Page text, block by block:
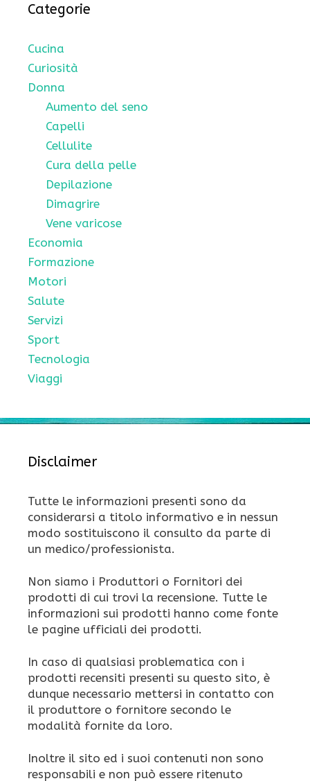
Categorie
Cucina
Curiosità
Donna
Aumento del seno
Capelli
Cellulite
Cura della pelle
Depilazione
Dimagrire
Vene varicose
Economia
Formazione
Motori
Salute
Servizi
Sport
Tecnologia
Viaggi
Disclaimer
Tutte le informazioni presenti sono da
considerarsi a titolo informativo e in nessun
modo sostituiscono il consulto da parte di
un medico/professionista.
Non siamo i Produttori o Fornitori dei
prodotti di cui trovi la recensione. Tutte le
informazioni sui prodotti hanno come fonte
le pagine ufficiali dei prodotti.
In caso di qualsiasi problematica con i
prodotti recensiti presenti su questo sito, è
dunque necessario mettersi in contatto con
il produttore o fornitore secondo le
modalità fornite da loro.
Inoltre il sito ed i suoi contenuti non sono
responsabili e non può essere ritenuto